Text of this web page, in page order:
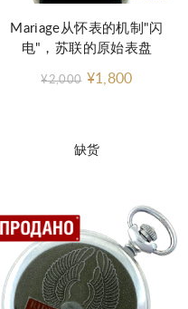
缺货
Mariage从怀表的机制"闪
电"，苏联的原始表盘
¥2,000 ¥1,800